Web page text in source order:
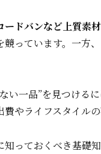
ードバンなど上質素
っています。一方
い一品”を見つけるに
やライフスタイル
知っておくべき基礎